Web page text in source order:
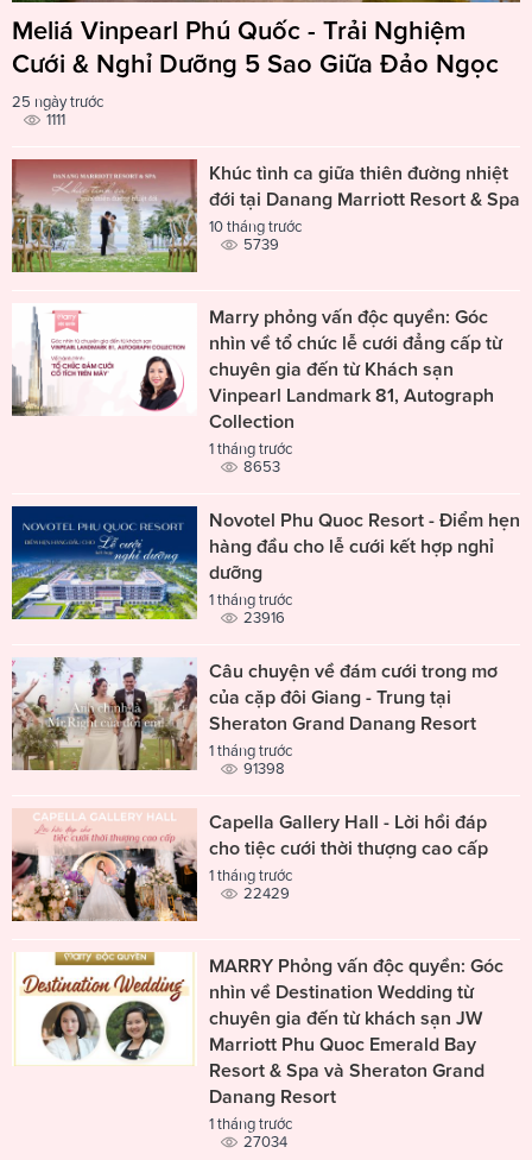
Meliá Vinpearl Phú Quốc - Trải Nghiệm
Cưới & Nghỉ Dưỡng 5 Sao Giữa Đảo Ngọc
25 ngày trước
1111
Khúc tình ca giữa thiên đường nhiệt
đới tại Danang Marriott Resort & Spa
10 tháng trước
5739
Marry phỏng vấn độc quyền: Góc
nhìn về tổ chức lễ cưới đẳng cấp từ
chuyên gia đến từ Khách sạn
Vinpearl Landmark 81, Autograph
Collection
1 tháng trước
8653
Novotel Phu Quoc Resort - Điểm hẹn
hàng đầu cho lễ cưới kết hợp nghỉ
dưỡng
1 tháng trước
23916
Câu chuyện về đám cưới trong mơ
của cặp đôi Giang - Trung tại
Sheraton Grand Danang Resort
1 tháng trước
91398
Capella Gallery Hall - Lời hồi đáp
cho tiệc cưới thời thượng cao cấp
1 tháng trước
22429
MARRY Phỏng vấn độc quyền: Góc
nhìn về Destination Wedding từ
chuyên gia đến từ khách sạn JW
Marriott Phu Quoc Emerald Bay
Resort & Spa và Sheraton Grand
Danang Resort
1 tháng trước
27034